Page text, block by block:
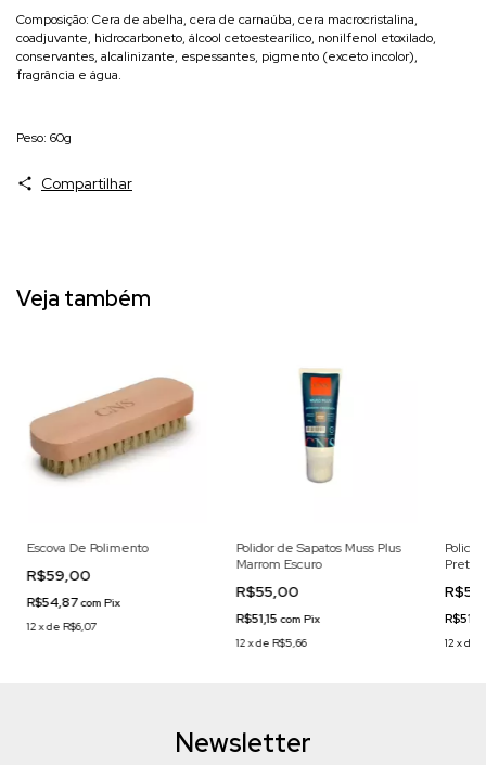
Composição: Cera de abelha, cera de carnaúba, cera macrocristalina,
coadjuvante, hidrocarboneto, álcool cetoestearílico, nonilfenol etoxilado,
conservantes, alcalinizante, espessantes, pigmento (exceto incolor),
fragrância e água.
Peso: 60g
Compartilhar
Veja também
Escova De Polimento
R$59,00
R$54,87com Pix
12 xde R$6,07
Polidor de Sapatos Muss Plus
Marrom Escuro
R$55,00
R$51,15com Pix
12xde R$5,66
Preto
12 xde
Newsletter